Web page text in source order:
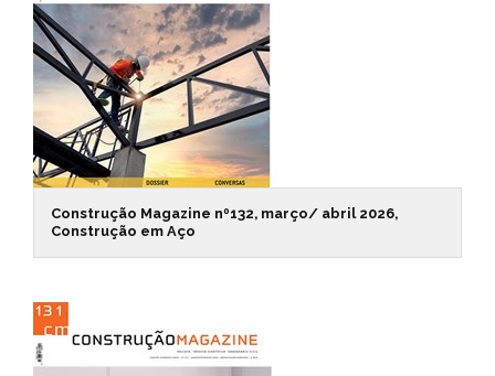
Construção Magazine nº132, março/ abril 2026,
Construção em Aço